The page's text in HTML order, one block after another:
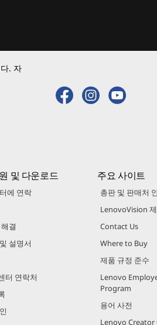
. 자
및 다운로드
에 연락
결
설명서
터 연락처
주요 사이트
총판 및 판매처
LenovoVision
Contact Us
Where to Buy
제품 규정 준수
Lenovo
Program
용어 사전
Lenovo